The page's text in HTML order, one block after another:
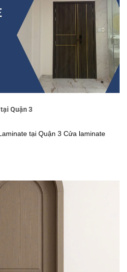
Quận 3
tại Quận 3 Cửa laminate